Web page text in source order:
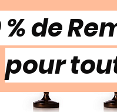
% de
pour